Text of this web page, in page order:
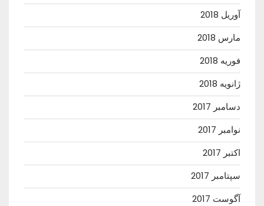
آوریل 2018
مارس 2018
فوریه 2018
ژانویه 2018
دسامبر 2017
نوامبر 2017
اکتبر 2017
سپتامبر 2017
آگوست 2017